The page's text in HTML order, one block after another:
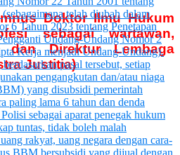
Doktor Ilmu Hukum
sebagai wartawan,
dan Direktur Lembaga
Justitia)